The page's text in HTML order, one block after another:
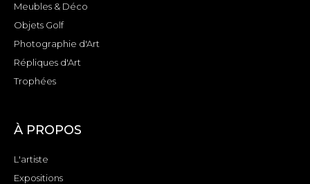
Meubles & Déco
Objets Golf
Photographie d'Art
Répliques d'Art
Trophées
À PROPOS
L'artiste
Expositions